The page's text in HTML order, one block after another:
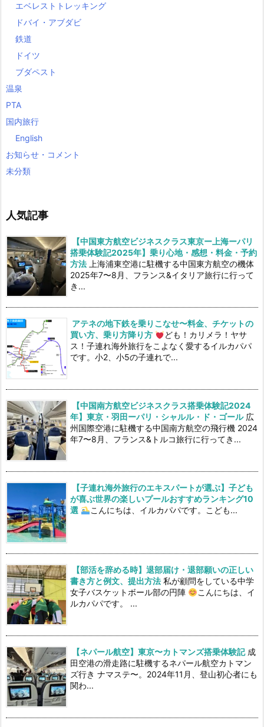
エベレストトレッキング
ドバイ・アブダビ
鉄道
ドイツ
ブダペスト
温泉
PTA
国内旅行
English
お知らせ・コメント
未分類
人気記事
【中国東方航空ビジネスクラス東京ー上海ーパリ
搭乗体験記2025年】乗り心地・感想・料金・予約
方法 上海浦東空港に駐機する中国東方航空の機体
2025年7〜8月、フランス&イタリア旅行に行って
き...
アテネの地下鉄を乗りこなせ〜料金、チケットの
買い方、乗り方降り方
ども！カリメラ！ヤサ
ス！子連れ海外旅行をこよなく愛するイルカパパ
です。小2、小5の子連れで...
【中国南方航空ビジネスクラス搭乗体験記2024
年】東京・羽田ーパリ・シャルル・ド・ゴール 広
州国際空港に駐機する中国南方航空の飛行機 2024
年7〜8月、フランス&トルコ旅行に行ってき...
【子連れ海外旅行のエキスパートが選ぶ】子ども
が喜ぶ世界の楽しいプールおすすめランキング10
選
こんにちは、イルカパパです。こども...
【部活を辞める時】退部届け・退部願いの正しい
書き方と例文、提出方法 私が顧問をしている中学
女子バスケットボール部の円陣
こんにちは、イ
ルカパパです。 ...
【ネパール航空】東京〜カトマンズ搭乗体験記 成
田空港の滑走路に駐機するネパール航空カトマン
ズ行き ナマステ〜。2024年11月、登山初心者にも
関わ...